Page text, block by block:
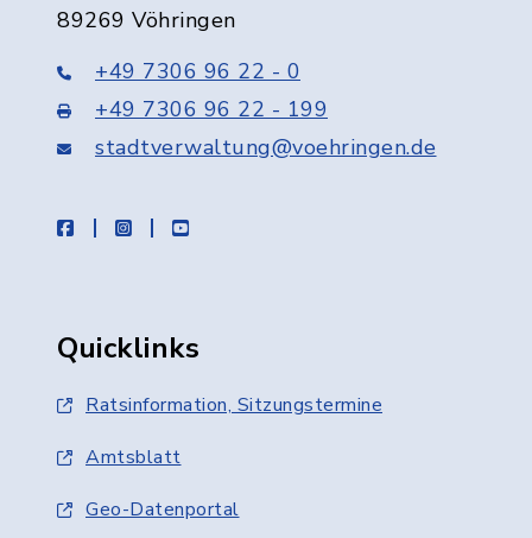
89269 Vöhringen
+49 7306 96 22 - 0
+49 7306 96 22 - 199
stadtverwaltung@voehringen.de
facebookinstagramyoutube
Quicklinks
Ratsinformation, Sitzungstermine
Amtsblatt
Geo-Datenportal